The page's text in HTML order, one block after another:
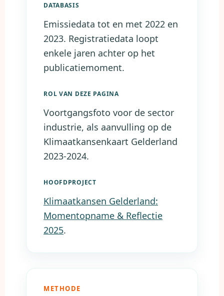
DATABASIS
Emissiedata tot en met 2022 en
2023. Registratiedata loopt
enkele jaren achter op het
publicatiemoment.
ROL VAN DEZE PAGINA
Voortgangsfoto voor de sector
industrie, als aanvulling op de
Klimaatkansenkaart Gelderland
2023-2024.
HOOFDPROJECT
Klimaatkansen Gelderland:
Momentopname & Reflectie
2025.
METHODE